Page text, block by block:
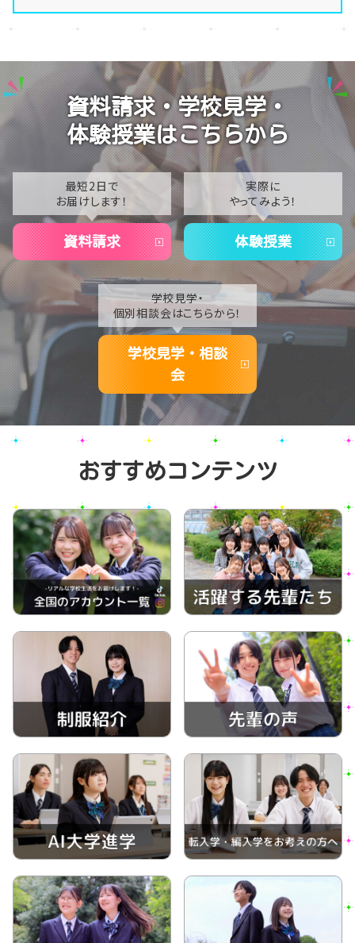
【札幌大通】夏祭りまであと10日！札幌の通信制高校で
【札幌大通】2025年度の進路実績をご紹介！夢に向か
って羽ばたく先輩たち✨
【札幌大通】オープンキャンパス開催！体験授業で未来
の「好き」を見つけよう♪👋💄
【札幌大通】8月6日(木)に「夏祭り」を開催します！✨🍧
2025
2024
2023
2021
2020
資料請求・学校見学・
体験授業はこちらから
最短2日で
お届けします！
資料請求
実際に
やってみよう！
体験授業
学校見学・
個別相談会はこちらから！
学校見学・相談
会
おすすめコンテンツ